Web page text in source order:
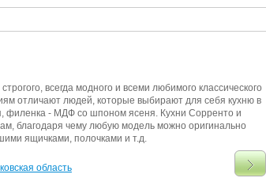
всегда модного и всеми любимого классического
отличают людей, которые выбирают для себя кухню в
филенка - МДФ со шпоном ясеня. Кухни Сорренто и
благодаря чему любую модель можно оригинально
ящичками, полочками и т.д.
область